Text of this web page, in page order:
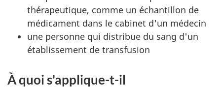
thérapeutique, comme un échantillon de
médicament dans le cabinet d'un médecin
une personne qui distribue du sang d'un
établissement de transfusion
À quoi s'applique-t-il